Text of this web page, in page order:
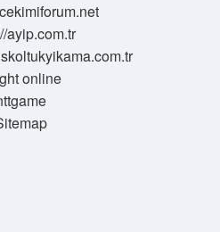
ayip.com.tr
online